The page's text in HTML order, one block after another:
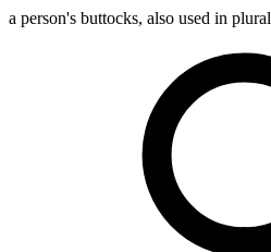
a person's buttocks, also used in plural